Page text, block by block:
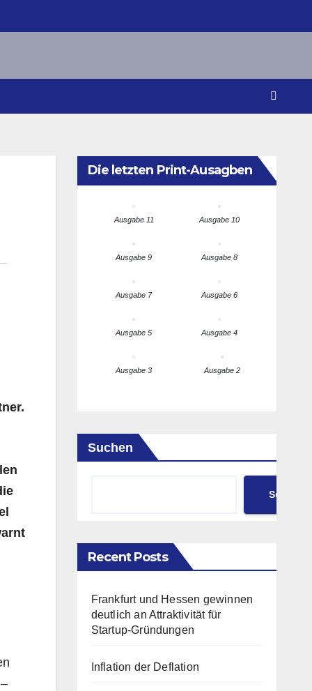
Die letzten Print-Ausagben
Ausgabe 11 Ausgabe 10
Ausgabe 9 Ausgabe 8
Ausgabe 7 Ausgabe 6
Ausgabe 5 Ausgabe 4
Ausgabe 3 Ausgabe 2
Suchen
Suchen
Recent Posts
Frankfurt und Hessen gewinnen
deutlich an Attraktivität für
Startup-Gründungen
Inflation der Deflation